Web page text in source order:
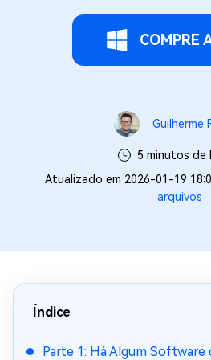
COMPRE
Guilherme
5 minutos de
Atualizado em 2026-01-19
arquivos
Índice
Parte 1: Há Algum Software